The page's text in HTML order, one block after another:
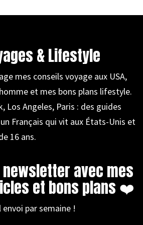
& Lifestyle
mes conseils voyage aux USA,
et mes bons plans lifestyle.
Los Angeles, Paris : des guides
Français qui vit aux États-Unis et
16 ans.
newsletter avec mes
et bons plans ❤️
envoi par semaine !